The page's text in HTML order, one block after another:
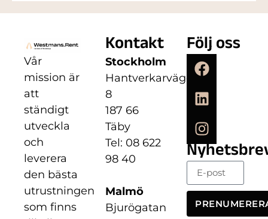
Vår
mission är
att
ständigt
utveckla
och
leverera
den bästa
utrustningen
som finns
Kontakt
Stockholm
Hantverkarvägen
8
187 66
Täby
Tel: 08 622
98 40
Malmö
Bjurögatan
Följ oss